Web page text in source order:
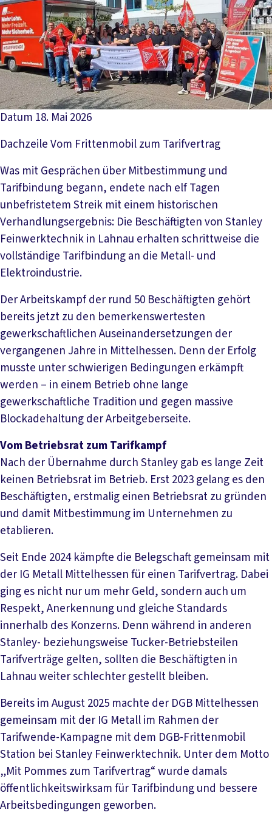
Datum 18. Mai 2026
DachzeileVom Frittenmobil zum Tarifvertrag
Was mit Gesprächen über Mitbestimmung und
Tarifbindung begann, endete nach elf Tagen
unbefristetem Streik mit einem historischen
Verhandlungsergebnis: Die Beschäftigten von Stanley
Feinwerktechnik in Lahnau erhalten schrittweise die
vollständige Tarifbindung an die Metall- und
Elektroindustrie.
Der Arbeitskampf der rund 50 Beschäftigten gehört
bereits jetzt zu den bemerkenswertesten
gewerkschaftlichen Auseinandersetzungen der
vergangenen Jahre in Mittelhessen. Denn der Erfolg
musste unter schwierigen Bedingungen erkämpft
werden – in einem Betrieb ohne lange
gewerkschaftliche Tradition und gegen massive
Blockadehaltung der Arbeitgeberseite.
Vom Betriebsrat zum Tarifkampf
Nach der Übernahme durch Stanley gab es lange Zeit
keinen Betriebsrat im Betrieb. Erst 2023 gelang es den
Beschäftigten, erstmalig einen Betriebsrat zu gründen
und damit Mitbestimmung im Unternehmen zu
etablieren.
Seit Ende 2024 kämpfte die Belegschaft gemeinsam mit
der IG Metall Mittelhessen für einen Tarifvertrag. Dabei
ging es nicht nur um mehr Geld, sondern auch um
Respekt, Anerkennung und gleiche Standards
innerhalb des Konzerns. Denn während in anderen
Stanley- beziehungsweise Tucker-Betriebsteilen
Tarifverträge gelten, sollten die Beschäftigten in
Lahnau weiter schlechter gestellt bleiben.
Bereits im August 2025 machte der DGB Mittelhessen
gemeinsam mit der IG Metall im Rahmen der
Tarifwende-Kampagne mit dem DGB-Frittenmobil
Station bei Stanley Feinwerktechnik. Unter dem Motto
„Mit Pommes zum Tarifvertrag“ wurde damals
öffentlichkeitswirksam für Tarifbindung und bessere
Arbeitsbedingungen geworben.